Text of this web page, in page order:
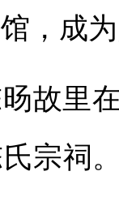
，成
故里
宗祠